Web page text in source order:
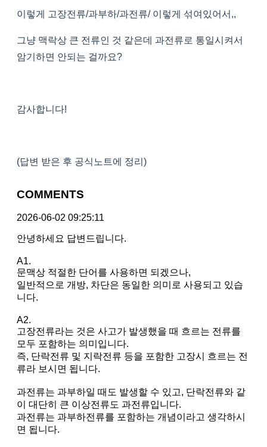
이렇게 고장전류/과부하/과전류/ 이렇게 섞여있어서,,
그냥 맥락상 큰 전류인 것 같은데 과전류로 통일시켜서
암기하면 안되는 걸까요?
감사합니다!
(답변 받은 후 공식노트에 정리)
COMMENTS
2026-06-02 09:25:11
안녕하세요 답변드립니다.
A1.
문맥상 적절한 단어를 사용하면 되겠으나,
일반적으로 개방, 차단은 동일한 의미로 사용되고 있습
니다.
A2.
고장전류라는 것은 사고가 발생했을 때 흐르는 전류를
모두 포함하는 의미입니다.
즉, 단락전류 및 지락전류 등을 포함한 고장시 흐르는 전
류라 보시면 됩니다.
과전류는 과부하일 때도 발생할 수 있고, 단락전류와 같
이 대단히 큰 이상전류도 과전류입니다.
과전류는 과부하전류를 포함하는 개념이라고 생각하시
면 됩니다.